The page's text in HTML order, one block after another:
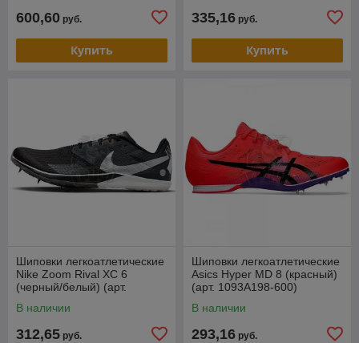
600,60 руб.
Купить
335,16 руб.
Купить
Шиповки легкоатлетические
Nike Zoom Rival XC 6
(черный/белый) (арт.
В наличии
312,65 руб.
Шиповки легкоатлетические
Asics Hyper MD 8 (красный)
(арт. 1093A198-600)
В наличии
293,16 руб.